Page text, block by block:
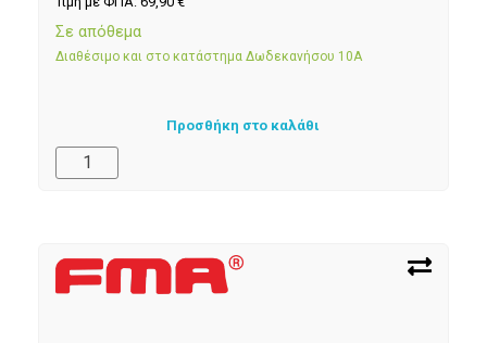
Σε απόθεμα
Διαθέσιμο και στο κατάστημα Δωδεκανήσου 10Α
Προσθήκη στο καλάθι